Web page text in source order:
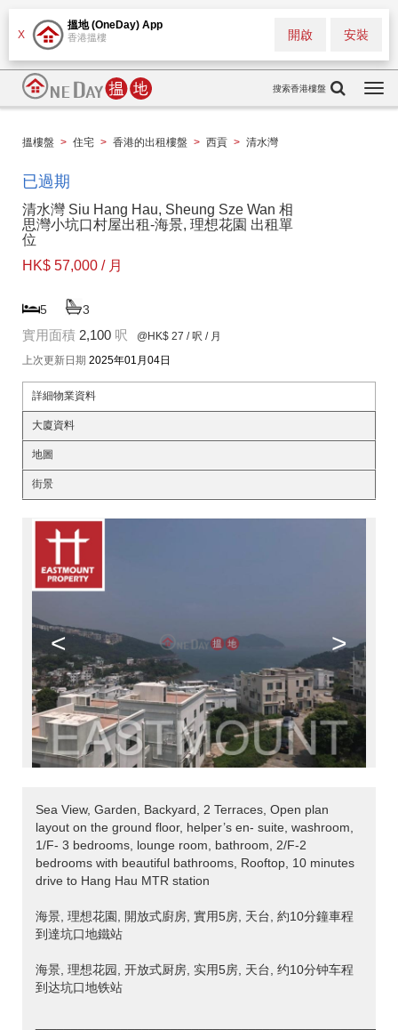
X
搵地 (OneDay) App
香港搵樓 安裝
開啟
搜索香港樓盤
搵樓盤 > 住宅 > 香港的出租樓盤 > 西貢 > 清水灣
已過期
清水灣 Siu Hang Hau, Sheung Sze Wan 相
思灣小坑口村屋出租-海景, 理想花園 出租單
位
HK$ 57,000 / 月
5 3
實用面積 2,100 呎 @HK$ 27 / 呎 / 月
上次更新日期 2025年01月04日
詳細物業資料
大廈資料
地圖
街景
< >
Sea View, Garden, Backyard, 2 Terraces, Open plan
layout on the ground floor, helper’s en- suite, washroom,
1/F- 3 bedrooms, lounge room, bathroom, 2/F-2
bedrooms with beautiful bathrooms, Rooftop, 10 minutes
drive to Hang Hau MTR station
海景, 理想花園, 開放式廚房, 實用5房, 天台, 約10分鐘車程
到達坑口地鐵站
海景, 理想花园, 开放式厨房, 实用5房, 天台, 约10分钟车程
到达坑口地铁站